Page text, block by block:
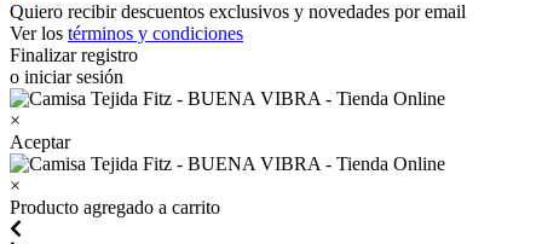
Quiero recibir descuentos exclusivos y novedades por email
Ver los términos y condiciones
Finalizar registro
o iniciar sesión
×
Aceptar
×
Producto agregado a carrito